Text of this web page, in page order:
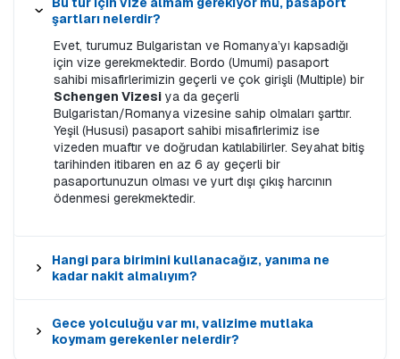
şartları nelerdir?
Evet, turumuz Bulgaristan ve Romanya’yı kapsadığı
için vize gerekmektedir. Bordo (Umumi) pasaport
sahibi misafirlerimizin geçerli ve çok girişli (Multiple) bir
Schengen Vizesi ya da geçerli
Bulgaristan/Romanya vizesine sahip olmaları şarttır.
Yeşil (Hususi) pasaport sahibi misafirlerimiz ise
vizeden muaftır ve doğrudan katılabilirler. Seyahat bitiş
tarihinden itibaren en az 6 ay geçerli bir
pasaportunuzun olması ve yurt dışı çıkış harcının
ödenmesi gerekmektedir.
Hangi para birimini kullanacağız, yanıma ne
kadar nakit almalıyım?
Gece yolculuğu var mı, valizime mutlaka
koymam gerekenler nelerdir?